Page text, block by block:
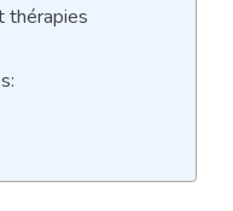
thérapies